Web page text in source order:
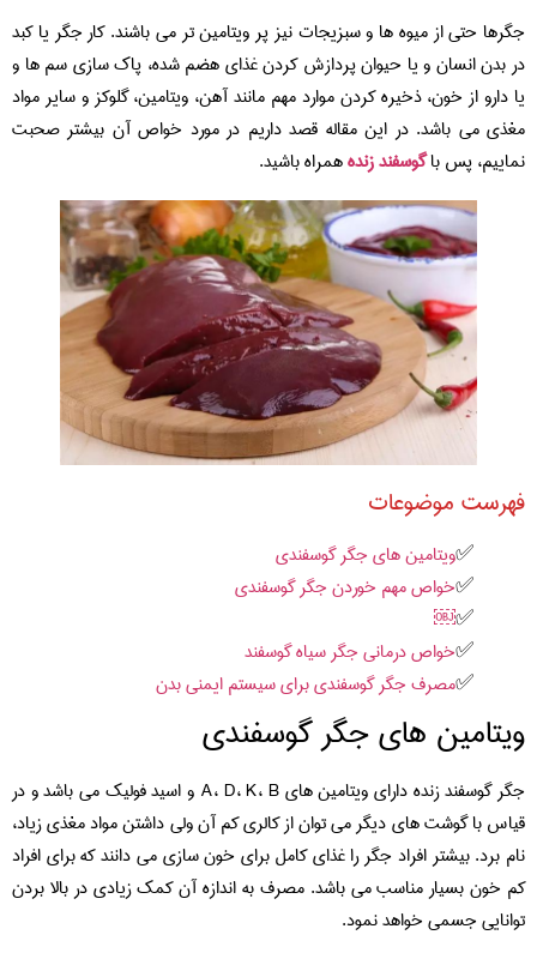
جگرها حتی از میوه ها و سبزیجات نیز پر ویتامین تر می باشند. کار جگر یا کبد
در بدن انسان و یا حیوان پردازش کردن غذای هضم شده، پاک سازی سم ها و
یا دارو از خون، ذخیره کردن موارد مهم مانند آهن، ویتامین، گلوکز و سایر مواد
مغذی می باشد. در این مقاله قصد داریم در مورد خواص آن بیشتر صحبت
نماییم، پس باگوسفند زندههمراه باشید.
فهرست موضوعات
ویتامین های جگر گوسفندی
خواص مهم خوردن جگر گوسفندی
￼
خواص درمانی جگر سیاه گوسفند
مصرف جگر گوسفندی برای سیستم ایمنی بدن
ویتامین های جگر گوسفندی
جگر گوسفند زنده دارای ویتامین های A، D، K، B و اسید فولیک می باشد و در
قیاس با گوشت های دیگر می توان از کالری کم آن ولی داشتن مواد مغذی زیاد،
نام برد. بیشتر افراد جگر را غذای کامل برای خون سازی می دانند که برای افراد
کم خون بسیار مناسب می باشد. مصرف به اندازه آن کمک زیادی در بالا بردن
توانایی جسمی خواهد نمود.